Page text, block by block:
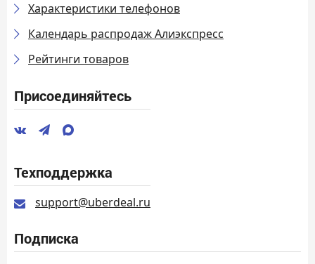
Характеристики телефонов
Календарь распродаж Алиэкспресс
Рейтинги товаров
Присоединяйтесь
Техподдержка
support@uberdeal.ru
Подписка